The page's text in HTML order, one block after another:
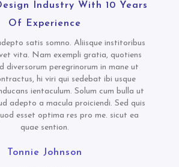
Industry With 10 Years
Of Experience
satis somno. Aliisque institoribus
vita. Nam exempli gratia, quotiens
diversorum peregrinorum in mane ut
hi viri qui sedebat ibi usque
ientaculum. Solum cum bulla ut
adepto a macula proiciendi. Sed quis
esset optima res pro me. sicut ea
quae sention.
Tonnie Johnson